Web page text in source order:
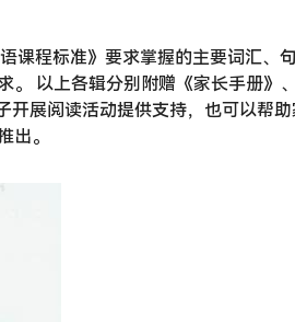
课程标准》要求掌握的主要词汇、
。 以上各辑分别附赠《家长手册》
展阅读活动提供支持，也可以帮
出。